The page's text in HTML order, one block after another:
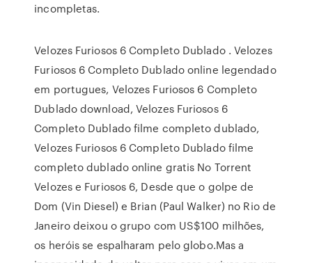
incompletas.
Velozes Furiosos 6 Completo Dublado . Velozes
Furiosos 6 Completo Dublado online legendado
em portugues, Velozes Furiosos 6 Completo
Dublado download, Velozes Furiosos 6
Completo Dublado filme completo dublado,
Velozes Furiosos 6 Completo Dublado filme
completo dublado online gratis No Torrent
Velozes e Furiosos 6, Desde que o golpe de
Dom (Vin Diesel) e Brian (Paul Walker) no Rio de
Janeiro deixou o grupo com US$100 milhões,
os heróis se espalharam pelo globo.Mas a